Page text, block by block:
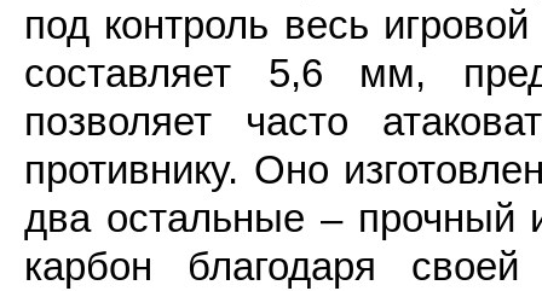
под контроль весь
составляет 5,6 мм,
позволяет часто
противнику. Оно
два остальные – прочный
карбон благодаря